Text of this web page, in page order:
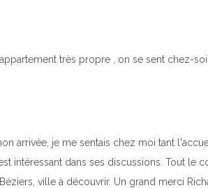
très propre , on se sent chez-
arrivée, je me sentais chez moi tant
dans ses discussions. Tout le
ville à découvrir. Un grand merci